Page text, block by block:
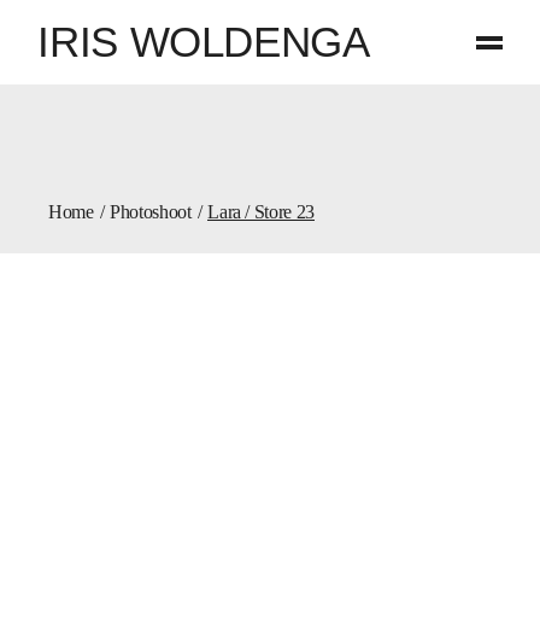
IRIS WOLDENGA
Home Photoshoot Lara / Store 23